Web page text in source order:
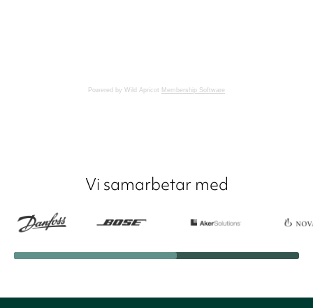
Powered by Wild Apricot Membership Software
Vi samarbetar med